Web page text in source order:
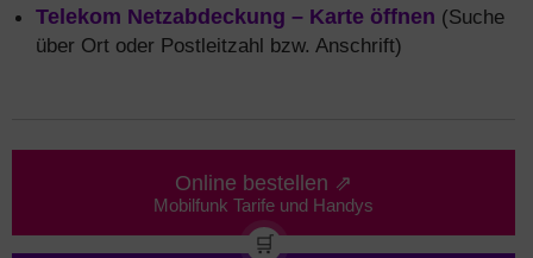
Telekom Netzabdeckung – Karte öffnen (Suche
über Ort oder Postleitzahl bzw. Anschrift)
Online bestellen ⇗
Mobilfunk Tarife und Handys
🛒